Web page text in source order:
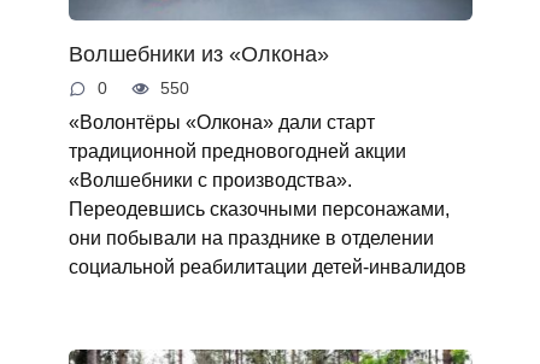
Волшебники из «Олкона»
0 550
«Волонтёры «Олкона» дали старт
традиционной предновогодней акции
«Волшебники с производства».
Переодевшись сказочными персонажами,
они побывали на празднике в отделении
социальной реабилитации детей-инвалидов